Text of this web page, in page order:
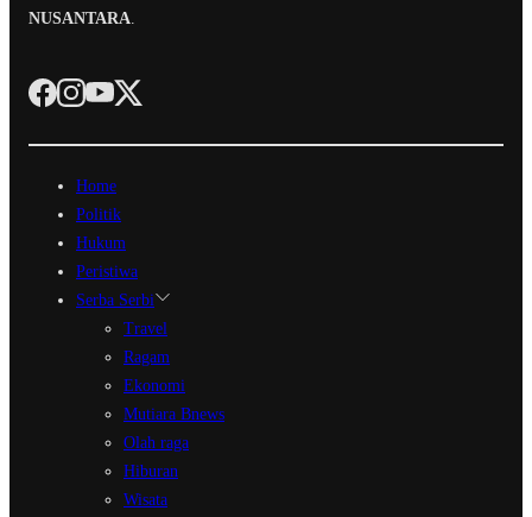
NUSANTARA
Home
Politik
Hukum
Peristiwa
Serba Serbi
Travel
Ragam
Ekonomi
Mutiara Bnews
Olah raga
Hiburan
Wisata